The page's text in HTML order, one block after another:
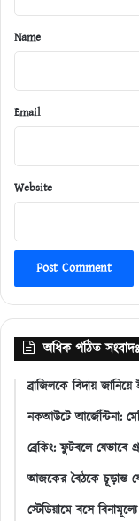
*
Name
Email
Website
অধিক পঠিত সংবাদঃ
ব্রাজিলকে বিদায়
নকআউটে আর্জেন্টিনা:
ব্রেকিং: ফুটবলে যেভাবে
আজকের বৈঠকে চূড়ান্ত যে
স্টেডিয়ামে বসে